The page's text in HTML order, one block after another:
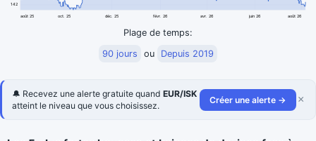
142
août 25 oct. 25 déc. 25 févr. 26 avr. 26 juin 26 août 26
Plage de temps:
90 jours
ou Depuis 2019
🔔 Recevez une alerte gratuite quand EUR/ISK
atteint le niveau que vous choisissez.
Créer une alerte → ×